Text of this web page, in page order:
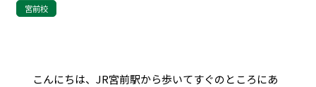
宮前校
こんにちは、JR宮前駅から歩いてすぐのところにあ